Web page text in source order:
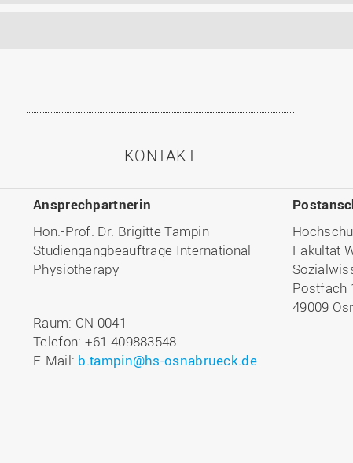
KONTAKT
Ansprechpartnerin
Hon.-Prof. Dr. Brigitte Tampin
Studiengangbeauftrage International
Physiotherapy
Raum: CN 0041
Telefon: +61 409883548
E-Mail: b.tampin@hs-osnabrueck.de
Fakultät
Postfach
49009